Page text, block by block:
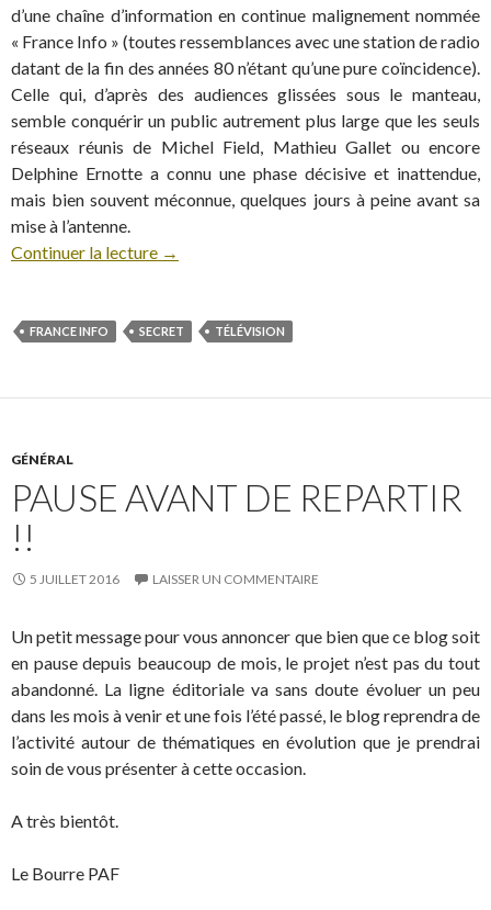
d’une chaîne d’information en continue malignement nommée
« France Info » (toutes ressemblances avec une station de radio
datant de la fin des années 80 n’étant qu’une pure coïncidence).
Celle qui, d’après des audiences glissées sous le manteau,
semble conquérir un public autrement plus large que les seuls
réseaux réunis de Michel Field, Mathieu Gallet ou encore
Delphine Ernotte a connu une phase décisive et inattendue,
mais bien souvent méconnue, quelques jours à peine avant sa
mise à l’antenne.
Continuer la lecture →
FRANCE INFO SECRET TÉLÉVISION
GÉNÉRAL
PAUSE AVANT DE REPARTIR
!!
5 JUILLET 2016 LAISSER UN COMMENTAIRE
Un petit message pour vous annoncer que bien que ce blog soit
en pause depuis beaucoup de mois, le projet n’est pas du tout
abandonné. La ligne éditoriale va sans doute évoluer un peu
dans les mois à venir et une fois l’été passé, le blog reprendra de
l’activité autour de thématiques en évolution que je prendrai
soin de vous présenter à cette occasion.
A très bientôt.
Le Bourre PAF